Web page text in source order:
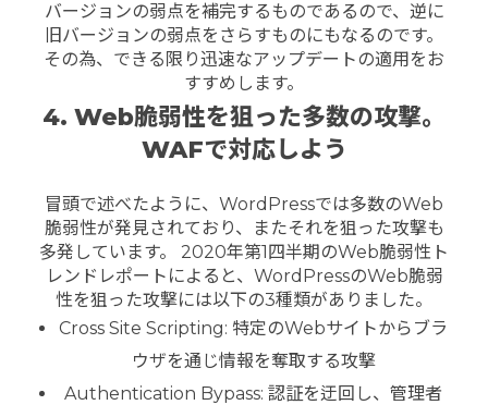
バージョンの弱点を補完するものであるので、逆に
旧バージョンの弱点をさらすものにもなるのです。
その為、できる限り迅速なアップデートの適用をお
すすめします。
4. Web脆弱性を狙った多数の攻撃。
WAFで対応しよう
冒頭で述べたように、WordPressでは多数のWeb
脆弱性が発見されており、またそれを狙った攻撃も
多発しています。 2020年第1四半期のWeb脆弱性ト
レンドレポートによると、WordPressのWeb脆弱
性を狙った攻撃には以下の3種類がありました。
Cross Site Scripting: 特定のWebサイトからブラ
ウザを通じ情報を奪取する攻撃
Authentication Bypass: 認証を迂回し、管理者